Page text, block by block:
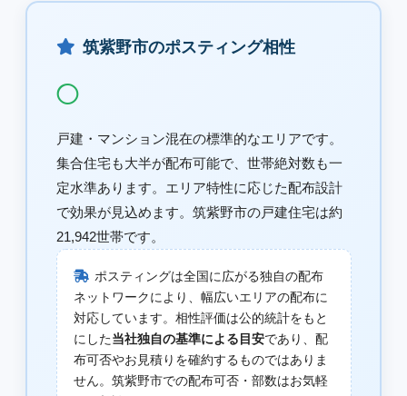
筑紫野市のポスティング相性
◯
戸建・マンション混在の標準的なエリアです。
集合住宅も大半が配布可能で、世帯絶対数も一
定水準あります。エリア特性に応じた配布設計
で効果が見込めます。筑紫野市の戸建住宅は約
21,942世帯です。
ポスティングは全国に広がる独自の配布
ネットワークにより、幅広いエリアの配布に
対応しています。相性評価は公的統計をもと
にした当社独自の基準による目安であり、配
布可否やお見積りを確約するものではありま
せん。筑紫野市での配布可否・部数はお気軽